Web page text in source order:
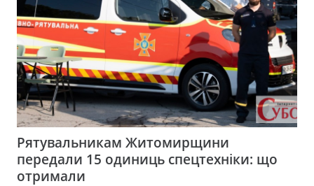
Рятувальникам Житомирщини
передали 15 одиниць спецтехніки: що
отримали